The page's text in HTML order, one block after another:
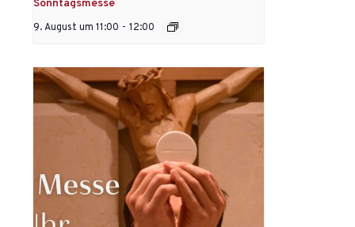
Sonntagsmesse
9. August um 11:00 - 12:00